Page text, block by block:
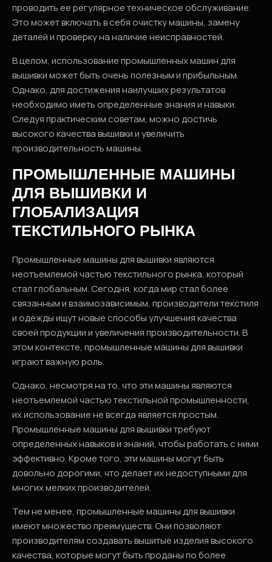
проводить ее регулярное техническое обслуживание.
Это может включать в себя очистку машины, замену
деталей и проверку на наличие неисправностей.
В целом, использование промышленных машин для
вышивки может быть очень полезным и прибыльным.
Однако, для достижения наилучших результатов
необходимо иметь определенные знания и навыки.
Следуя практическим советам, можно достичь
высокого качества вышивки и увеличить
производительность машины.
ПРОМЫШЛЕННЫЕ МАШИНЫ
ДЛЯ ВЫШИВКИ И
ГЛОБАЛИЗАЦИЯ
ТЕКСТИЛЬНОГО РЫНКА
Промышленные машины для вышивки являются
неотъемлемой частью текстильного рынка, который
стал глобальным. Сегодня, когда мир стал более
связанным и взаимозависимым, производители текстиля
и одежды ищут новые способы улучшения качества
своей продукции и увеличения производительности. В
этом контексте, промышленные машины для вышивки
играют важную роль.
Однако, несмотря на то, что эти машины являются
неотъемлемой частью текстильной промышленности,
их использование не всегда является простым.
Промышленные машины для вышивки требуют
определенных навыков и знаний, чтобы работать с ними
эффективно. Кроме того, эти машины могут быть
довольно дорогими, что делает их недоступными для
многих мелких производителей.
Тем не менее, промышленные машины для вышивки
имеют множество преимуществ. Они позволяют
производителям создавать вышитые изделия высокого
качества, которые могут быть проданы по более